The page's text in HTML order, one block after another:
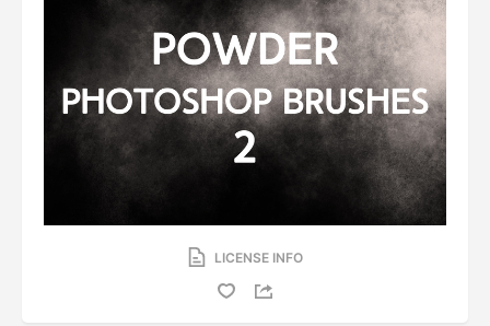
LICENSE INFO